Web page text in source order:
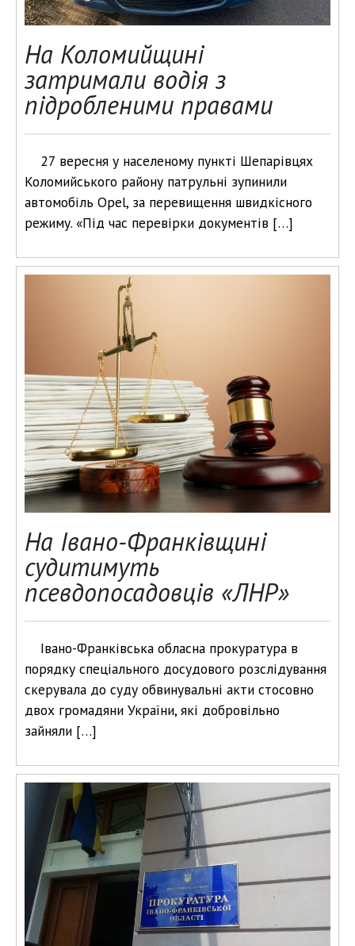
На Коломийщині
затримали водія з
підробленими правами
27 вересня у населеному пункті Шепарівцях
Коломийського району патрульні зупинили
автомобіль Opel, за перевищення швидкісного
режиму. «Під час перевірки документів […]
На Івано-Франківщині
судитимуть
псевдопосадовців «ЛНР»
Івано-Франківська обласна прокуратура в
порядку спеціального досудового розслідування
скерувала до суду обвинувальні акти стосовно
двох громадяни України, які добровільно
зайняли […]